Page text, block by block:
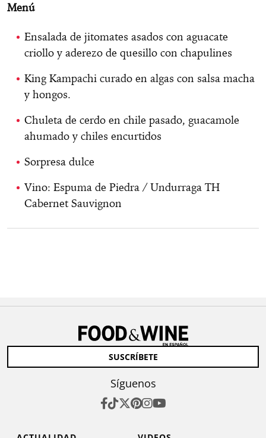
Menú
Ensalada de jitomates asados con aguacate
criollo y aderezo de quesillo con chapulines
King Kampachi curado en algas con salsa macha
y hongos.
Chuleta de cerdo en chile pasado, guacamole
ahumado y chiles encurtidos
Sorpresa dulce
Vino: Espuma de Piedra / Undurraga TH
Cabernet Sauvignon
SUSCRÍBETE
Síguenos